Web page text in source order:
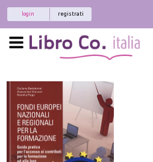
registrati
login